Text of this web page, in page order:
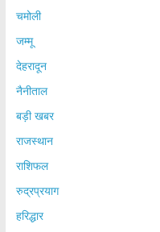
चमोली
जम्मू
देहरादून
नैनीताल
बड़ी खबर
राजस्थान
राशिफल
रुद्रप्रयाग
हरिद्धार